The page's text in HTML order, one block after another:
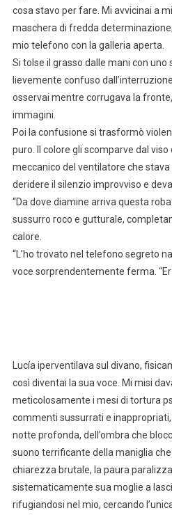
cosa stavo per fare. Mi avvicinai a
maschera di fredda
mio telefono con la galleria aperta.
Si tolse il grasso dalle mani con uno
lievemente confuso
osservai mentre corrugava la
immagini.
Poi la confusione si trasformò
puro. Il colore gli scomparve dal
meccanico del ventilatore che
deridere il silenzio improvviso e
“Da dove diamine arriva questa
sussurro roco e gutturale,
calore.
“L’ho trovato nel telefono segreto
voce sorprendentemente ferma.
Lucía iperventilava sul divano,
così diventai la sua voce. Mi misi
meticolosamente i mesi di tortura
commenti sussurrati e
notte profonda, dell’ombra che
suono terrificante della maniglia
chiarezza brutale, la paura
sistematicamente sua moglie a
rifugiandosi nel mio, cercando